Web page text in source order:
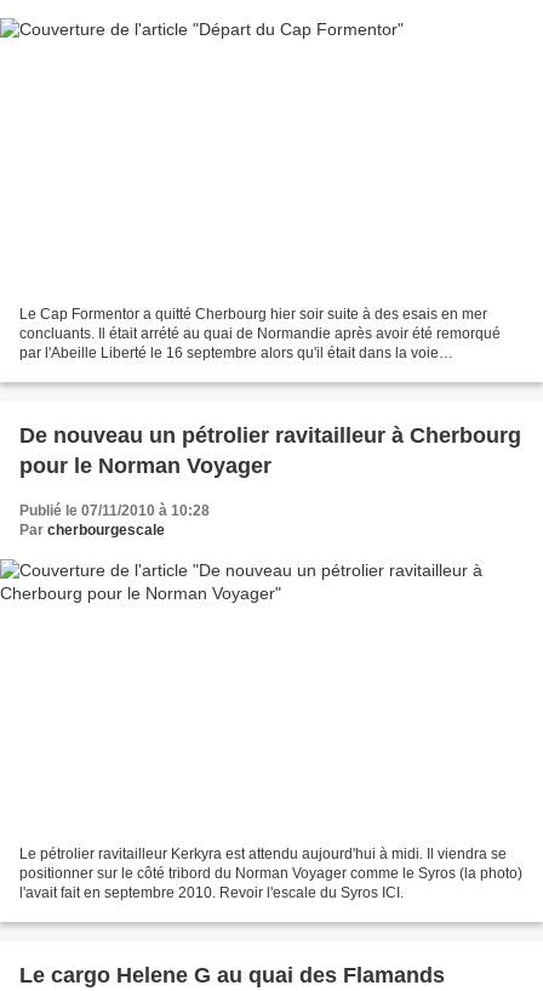
Le Cap Formentor a quitté Cherbourg hier soir suite à des esais en mer
concluants. Il était arrété au quai de Normandie après avoir été remorqué
par l'Abeille Liberté le 16 septembre alors qu'il était dans la voie
De nouveau un pétrolier ravitailleur à Cherbourg
pour le Norman Voyager
Publié le 07/11/2010 à 10:28
Par cherbourgescale
Le pétrolier ravitailleur Kerkyra est attendu aujourd'hui à midi. Il viendra se
positionner sur le côté tribord du Norman Voyager comme le Syros (la photo)
l'avait fait en septembre 2010. Revoir l'escale du Syros ICI.
Le cargo Helene G au quai des Flamands